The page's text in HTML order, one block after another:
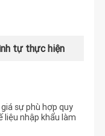
tự thực hiện
sự phù hợp quy
nhập khẩu làm